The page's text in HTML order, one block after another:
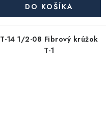
DO KOŠÍKA
T-14 1/2-08 Fibrový krúžok
T-1